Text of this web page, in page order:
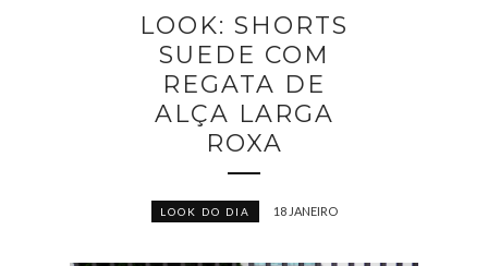
LOOK: SHORTS
SUEDE COM
REGATA DE
ALÇA LARGA
ROXA
LOOK DO DIA 18 JANEIRO